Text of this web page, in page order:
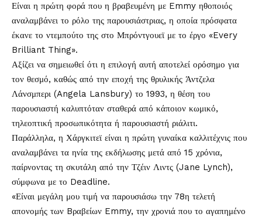
Είναι η πρώτη φορά που η βραβευμένη με Emmy ηθοποιός
αναλαμβάνει το ρόλο της παρουσιάστριας, η οποία πρόσφατα
έκανε το ντεμπούτο της στο Μπρόντγουεϊ με το έργο «Every
Brilliant Thing».
Αξίζει να σημειωθεί ότι η επιλογή αυτή αποτελεί ορόσημο για
τον θεσμό, καθώς από την εποχή της θρυλικής Άντζελα
Λάνσμπερι (Angela Lansbury) το 1993, η θέση του
παρουσιαστή καλυπτόταν σταθερά από κάποιον κωμικό,
τηλεοπτική προσωπικότητα ή παρουσιαστή ριάλιτι.
Παράλληλα, η Χάργκιτεϊ είναι η πρώτη γυναίκα καλλιτέχνις που
αναλαμβάνει τα ηνία της εκδήλωσης μετά από 15 χρόνια,
παίρνοντας τη σκυτάλη από την Τζέιν Λιντς (Jane Lynch),
σύμφωνα με το Deadline.
«Είναι μεγάλη μου τιμή να παρουσιάσω την 78η τελετή
απονομής των Bραβείων Emmy, την χρονιά που το αγαπημένο